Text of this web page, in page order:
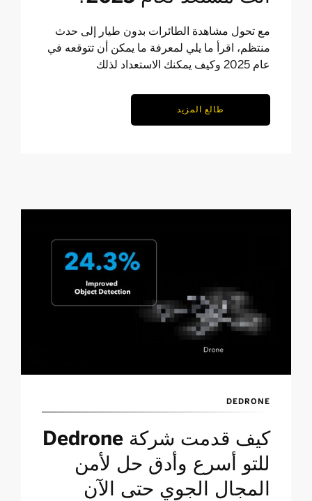
مع تحول مشاهدة الطائرات بدون طيار إلى حدث
منتظم، اقرأ ما يلي لمعرفة ما يمكن أن تتوقعه في
عام 2025 وكيف يمكنك الاستعداد لذلك
طالع المزيد
DEDRONE
كيف قدمت شركة Dedrone
للتو أسرع وأدق حل لأمن
المجال الجوي حتى الآن